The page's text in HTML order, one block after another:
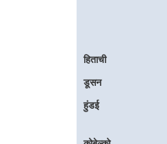
हिताची
डूसन
हुंडई